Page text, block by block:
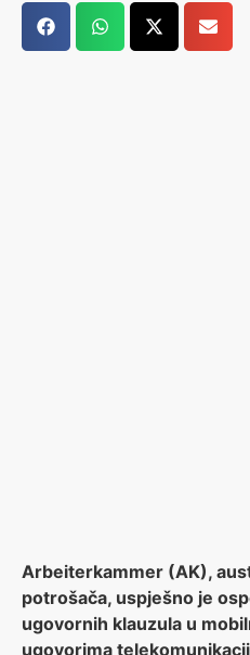
Arbeiterkammer (AK),
potrošača, uspješno je
ugovornih klauzula u
ugovorima